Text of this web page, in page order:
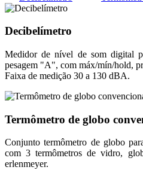
Decibelímetro
Medidor de nível de som digital
pesagem "A", com máx/mín/hold,
Faixa de medição 30 a 130 dBA.
Termômetro de globo
Conjunto termômetro de globo
com 3 termômetros de vidro,
erlenmeyer.